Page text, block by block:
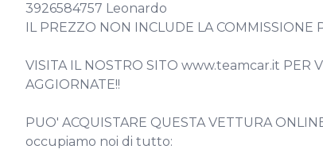
3926584757 Leonardo
IL PREZZO NON INCLUDE LA COMMISSIONE
VISITA IL NOSTRO SITO www.teamcar.it PER
AGGIORNATE!!
PUO' ACQUISTARE QUESTA VETTURA
occupiamo noi di tutto: